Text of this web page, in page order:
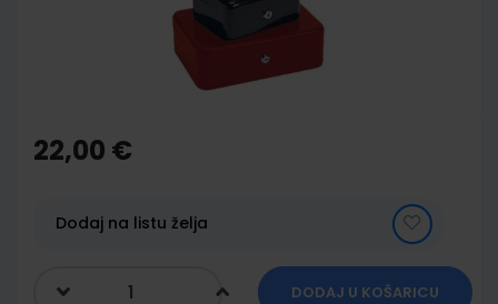
the
beginning
gallery
22,00 €
Dodaj na listu želja
DODAJ U KOŠARICU